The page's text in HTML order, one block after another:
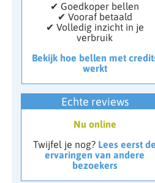
✔ Goedkoper bellen
✔ Vooraf betaald
✔ Volledig inzicht in je
verbruik
Bekijk hoe bellen met
werkt
Echte reviews
Nu online
Twijfel je nog? Lees eerst de
ervaringen van andere
bezoekers